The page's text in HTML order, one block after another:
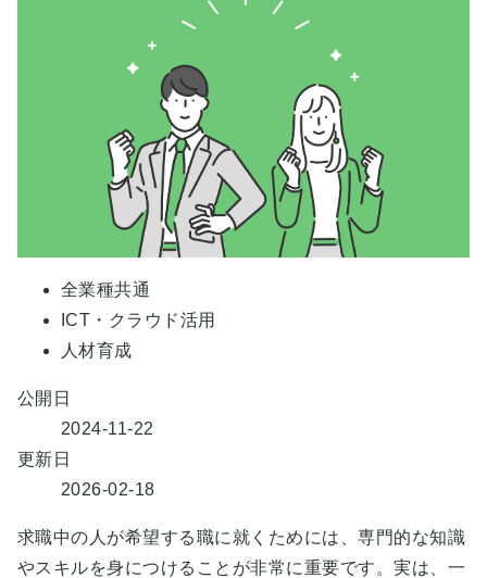
全業種共通
ICT・クラウド活用
人材育成
公開日
2024-11-22
更新日
2026-02-18
求職中の人が希望する職に就くためには、専門的な知識
やスキルを身につけることが非常に重要です。実は、一